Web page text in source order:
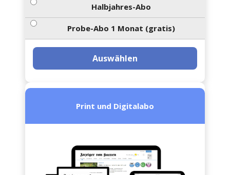
Halbjahres-Abo
Probe-Abo 1 Monat (gratis)
Auswählen
Print und Digitalabo